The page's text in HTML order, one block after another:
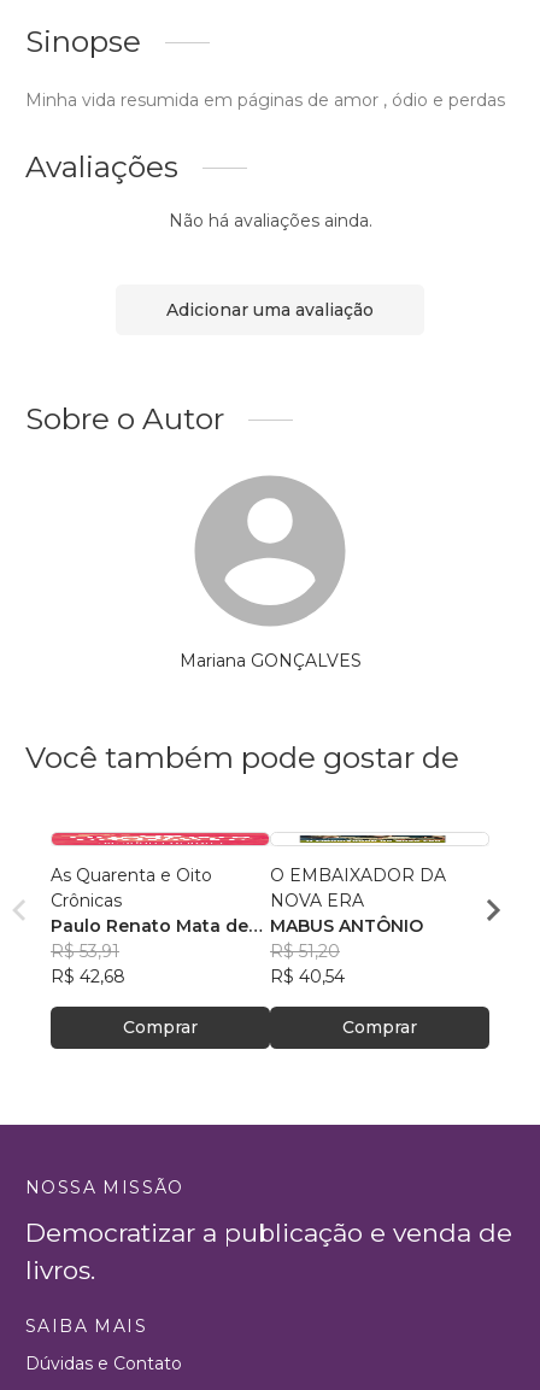
Sinopse
Minha vida resumida em páginas de amor , ódio e perdas
Avaliações
Não há avaliações ainda.
Adicionar uma avaliação
Sobre o Autor
Mariana GONÇALVES
Você também pode gostar de
As Quarenta e Oito
Crônicas
Paulo Renato Mata de
Lacerda
R$ 53,91
R$ 42,68
Comprar
O EMBAIXADOR DA
NOVA ERA
MABUS ANTÔNIO
R$ 51,20
R$ 40,54
Comprar
NOSSA MISSÃO
Democratizar a publicação e venda de
livros.
SAIBA MAIS
Dúvidas e Contato